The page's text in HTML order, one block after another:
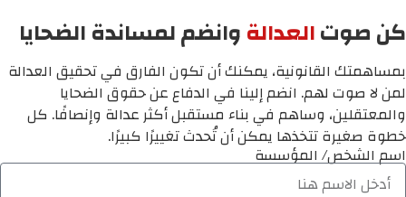
كن صوتالعدالةوانضم لمساندة الضحايا
بمساهمتك القانونية، يمكنك أن تكون الفارق في تحقيق العدالة
لمن لا صوت لهم. انضم إلينا في الدفاع عن حقوق الضحايا
والمعتقلين، وساهم في بناء مستقبل أكثر عدالة وإنصافًا. كل
خطوة صغيرة تتخذها يمكن أن تُحدث تغييرًا كبيرًا.
اسم الشخص/ المؤسسة